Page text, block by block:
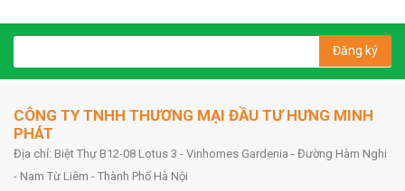
Đăng ký
CÔNG TY TNHH THƯƠNG MẠI ĐẦU TƯ HƯNG MINH
PHÁT
Địa chỉ: Biệt Thự B12-08 Lotus 3 - Vinhomes Gardenia - Đường Hàm Nghi
- Nam Từ Liêm - Thành Phố Hà Nội